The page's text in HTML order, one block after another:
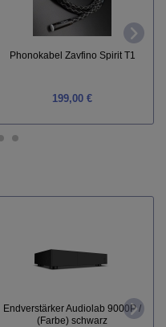
Phonokabel Zavfino Spirit T1
199,00 €
Endverstärker Audiolab 9000P /
(Farbe) schwarz